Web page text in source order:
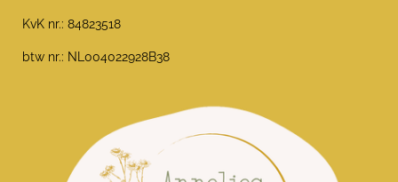
KvK nr.: 84823518
btw nr.: NL004022928B38